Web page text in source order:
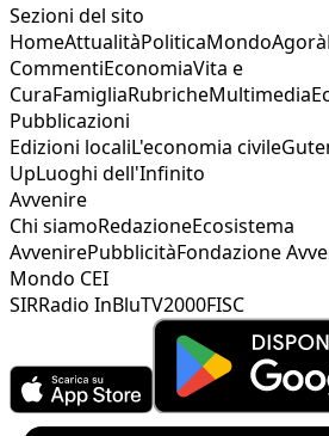
Sezioni del sito
HomeAttualitàPoliticaMondoAgorà
CommentiEconomiaVita e
CuraFamigliaRubricheMultimedia
Pubblicazioni
Edizioni localiL'economia civile
UpLuoghi dell'Infinito
Avvenire
Chi siamoRedazioneEcosistema
AvvenirePubblicitàFondazione
Mondo CEI
SIRRadio InBluTV2000FISC